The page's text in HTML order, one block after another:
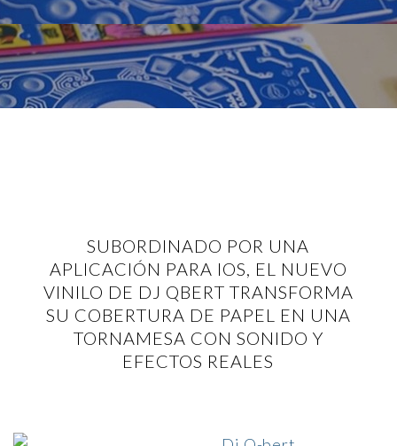
SUBORDINADO POR UNA
APLICACIÓN PARA IOS, EL NUEVO
VINILO DE DJ QBERT TRANSFORMA
SU COBERTURA DE PAPEL EN UNA
TORNAMESA CON SONIDO Y
EFECTOS REALES